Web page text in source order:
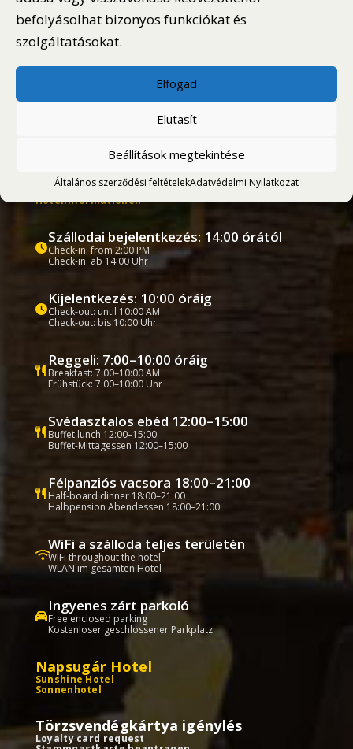
befolyásolhat bizonyos funkciókat és
szolgáltatásokat.
Elfogad
Elutasít
Beállítások megtekintése
Általános szerződési feltételekAdatvédelmi Nyilatkozat
~480 vélemény alapján
Vendégeink többsége ajánlja a hotelt
Vélemények megtekintése
Szállodai információk
Hotel information
Hotelinformationen
Szállodai bejelentkezés: 14:00 órától
Check-in: from 2:00 PM
Check-in: ab 14:00 Uhr
Kijelentkezés: 10:00 óráig
Check-out: until 10:00 AM
Check-out: bis 10:00 Uhr
Reggeli: 7:00–10:00 óráig
Breakfast: 7:00–10:00 AM
Frühstück: 7:00–10:00 Uhr
Svédasztalos ebéd 12:00–15:00
Buffet lunch 12:00–15:00
Buffet-Mittagessen 12:00–15:00
Félpanziós vacsora 18:00–21:00
Half-board dinner 18:00–21:00
Halbpension Abendessen 18:00–21:00
WiFi a szálloda teljes területén
WiFi throughout the hotel
WLAN im gesamten Hotel
Ingyenes zárt parkoló
Free enclosed parking
Kostenloser geschlossener Parkplatz
Napsugár Hotel
Sunshine Hotel
Sonnenhotel
Törzsvendégkártya igénylés
Loyalty card request